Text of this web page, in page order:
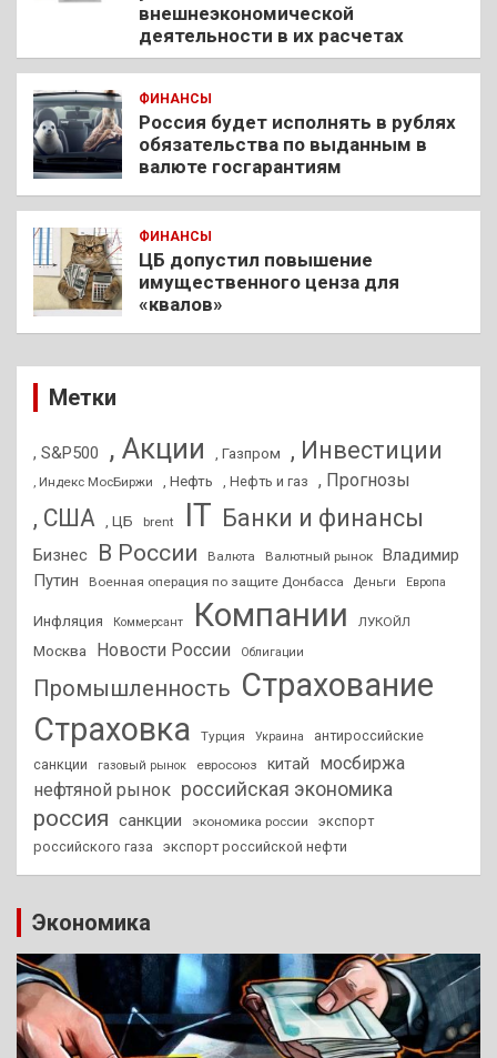
внешнеэкономической
деятельности в их расчетах
ФИНАНСЫ
Россия будет исполнять в рублях
обязательства по выданным в
валюте госгарантиям
ФИНАНСЫ
ЦБ допустил повышение
имущественного ценза для
«квалов»
Метки
, S&P500 , Акции , Газпром , Инвестиции
, Индекс МосБиржи , Нефть , Нефть и газ , Прогнозы
, США , ЦБ brent IT Банки и финансы
Бизнес В России Валюта Валютный рынок
Владимир
Путин
Военная операция по защите Донбасса Деньги Европа
Инфляция Коммерсант Компании ЛУКОЙЛ
Москва Новости России Облигации
Промышленность Страхование
Страховка
Турция Украина
антироссийские
санкции
газовый рынок евросоюз китай
мосбиржа
нефтяной рынок российская экономика
россия санкции экономика россии
экспорт
российского газа
экспорт российской нефти
Экономика